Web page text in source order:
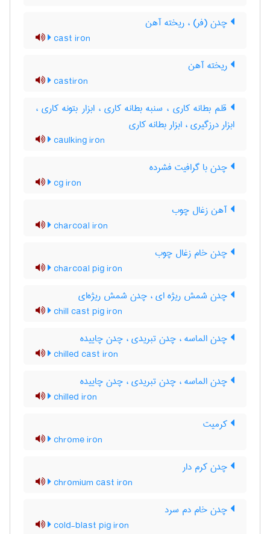
چدن (فر) ، ریخته آهن
cast iron
ریخته آهن
castiron
قلم بطانه کاری ، سنبه بطانه کاری ، ابزار بتونه کاری ،
ابزار درزگیری ، ابزار بطانه کاری
caulking iron
چدن با گرافیت فشرده
cg iron
آهن زغال چوب
charcoal iron
چدن خام زغال چوب
charcoal pig iron
چدن شمش ریژه ای ، چدن شمش ریژه‌ای
chill cast pig iron
چدن الماسه ، چدن تبریدی ، چدن چاییده
chilled cast iron
چدن الماسه ، چدن تبریدی ، چدن چاییده
chilled iron
کرمیت
chrome iron
چدن کرم دار
chromium cast iron
چدن خام دم سرد
cold-blast pig iron